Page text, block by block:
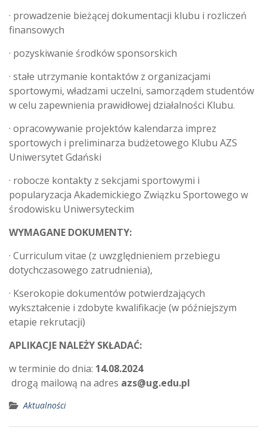
· prowadzenie bieżącej dokumentacji klubu i rozliczeń
finansowych
· pozyskiwanie środków sponsorskich
· stałe utrzymanie kontaktów z organizacjami
sportowymi, władzami uczelni, samorządem studentów
w celu zapewnienia prawidłowej działalności Klubu.
· opracowywanie projektów kalendarza imprez
sportowych i preliminarza budżetowego Klubu AZS
Uniwersytet Gdański
· robocze kontakty z sekcjami sportowymi i
popularyzacja Akademickiego Związku Sportowego w
środowisku Uniwersyteckim
WYMAGANE DOKUMENTY:
· Curriculum vitae (z uwzględnieniem przebiegu
dotychczasowego zatrudnienia),
· Kserokopie dokumentów potwierdzających
wykształcenie i zdobyte kwalifikacje (w późniejszym
etapie rekrutacji)
APLIKACJE NALEŻY SKŁADAĆ:
w terminie do dnia: 14.08.2024
drogą mailową na adres azs@ug.edu.pl
Aktualności